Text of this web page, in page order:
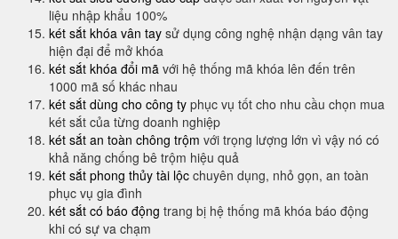
liệu nhập khẩu 100%
két sắt khóa vân tay sử dụng công nghệ nhận dạng vân tay
hiện đại để mở khóa
két sắt khóa đổi mã với hệ thống mã khóa lên đến trên
1000 mã số khác nhau
két sắt dùng cho công ty phục vụ tốt cho nhu cầu chọn mua
két sắt của từng doanh nghiệp
két sắt an toàn chông trộm với trọng lượng lớn vì vậy nó có
khả năng chống bê trộm hiệu quả
két sắt phong thủy tài lộc chuyên dụng, nhỏ gọn, an toàn
phục vụ gia đình
két sắt có báo động trang bị hệ thống mã khóa báo động
khi có sự va chạm